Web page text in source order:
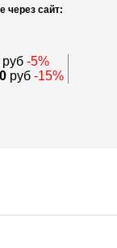
через сайт:
-5%
руб -15%